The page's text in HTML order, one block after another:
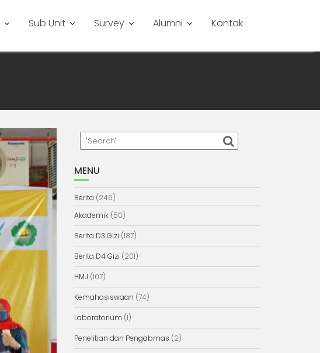
Sub Unit Survey Alumni Kontak
MENU
Berita (246)
Akademik(50)
Berita D3 Gizi (187)
Berita D4 Gizi (201)
HMJ (107)
Kemahasiswaan (74)
Laboratorium (1)
Penelitian dan Pengabmas (2)